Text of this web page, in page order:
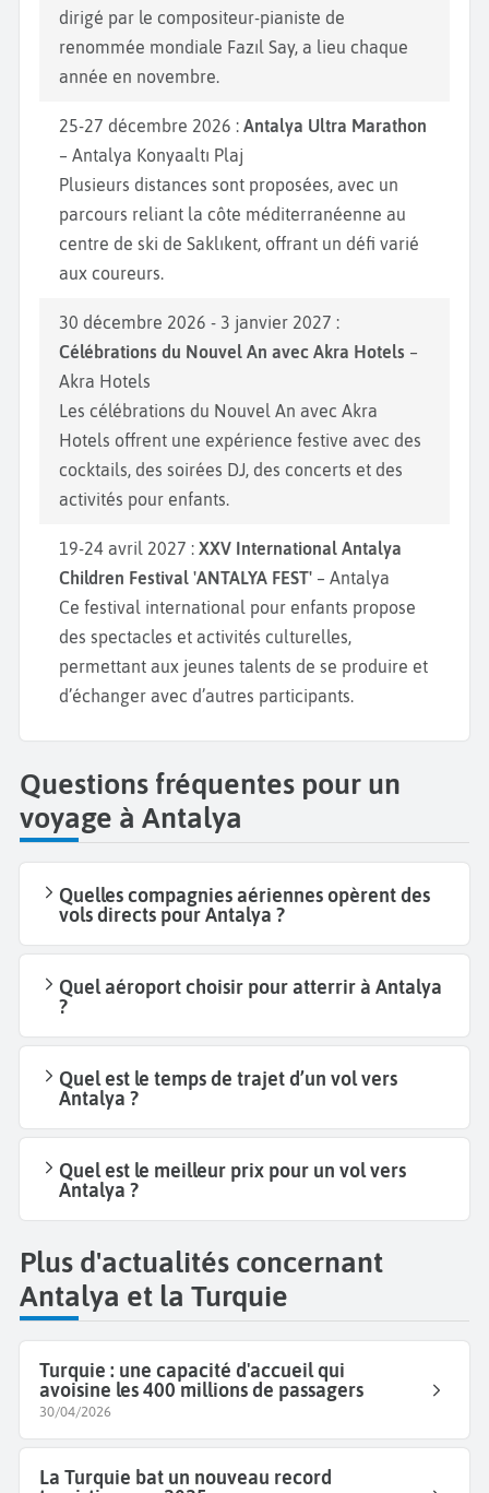
dirigé par le compositeur-pianiste de
renommée mondiale Fazıl Say, a lieu chaque
année en novembre.
25-27 décembre 2026 : Antalya Ultra Marathon
– Antalya Konyaaltı Plaj
Plusieurs distances sont proposées, avec un
parcours reliant la côte méditerranéenne au
centre de ski de Saklıkent, offrant un défi varié
aux coureurs.
30 décembre 2026 - 3 janvier 2027 :
Célébrations du Nouvel An avec Akra Hotels –
Akra Hotels
Les célébrations du Nouvel An avec Akra
Hotels offrent une expérience festive avec des
cocktails, des soirées DJ, des concerts et des
activités pour enfants.
19-24 avril 2027 : XXV International Antalya
Children Festival 'ANTALYA FEST' – Antalya
Ce festival international pour enfants propose
des spectacles et activités culturelles,
permettant aux jeunes talents de se produire et
d’échanger avec d’autres participants.
Questions fréquentes pour un
voyage à Antalya
Quelles compagnies aériennes opèrent des
vols directs pour Antalya ?
Quel aéroport choisir pour atterrir à Antalya
?
Quel est le temps de trajet d’un vol vers
Antalya ?
Quel est le meilleur prix pour un vol vers
Antalya ?
Plus d'actualités concernant
Antalya et la Turquie
Turquie : une capacité d'accueil qui
avoisine les 400 millions de passagers
30/04/2026
La Turquie bat un nouveau record